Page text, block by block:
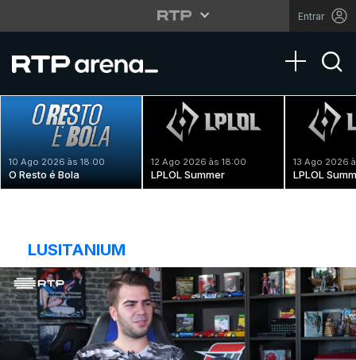
Entrar
Toggle
10 Ago 2026 às 18:00
O Resto é Bola
12 Ago 2026 às 18:00
LPLOL Summer
13 Ago 2026
LPLOL
LUSITANIUM